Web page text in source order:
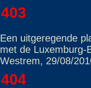
403
Een uitgeregende
met de Luxemburg-
Westrem, 29/08/
404